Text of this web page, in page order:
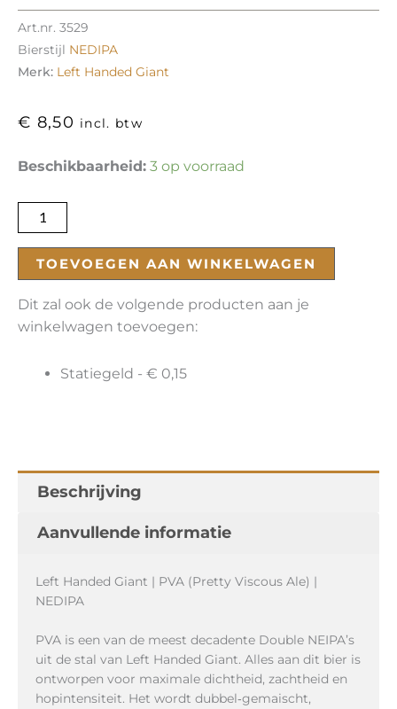
Art.nr. 3529
Bierstijl NEDIPA
Merk: Left Handed Giant
€ 8,50 incl. btw
Beschikbaarheid: 3 op voorraad
PVA
Viscous
Ale)
TOEVOEGEN AAN WINKELWAGEN
Dit zal ook de volgende producten aan je
winkelwagen toevoegen:
Statiegeld - € 0,15
Beschrijving
Aanvullende informatie
Left Handed Giant | PVA (Pretty Viscous Ale) |
NEDIPA
PVA is een van de meest decadente Double NEIPA’s
uit de stal van Left Handed Giant. Alles aan dit bier is
ontworpen voor maximale dichtheid, zachtheid en
hopintensiteit. Het wordt dubbel‑gemaischt,